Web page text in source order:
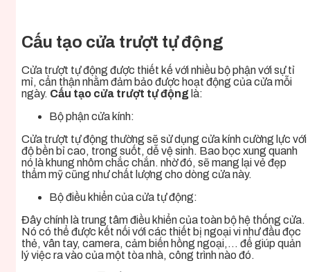
Cấu tạo cửa trượt tự động
Cửa trượt tự động được thiết kế với nhiều bộ phận với sự tỉ
mỉ, cẩn thận nhằm đảm bảo được hoạt động của cửa mỗi
ngày. Cấu tạo cửa trượt tự động là:
Bộ phận cửa kính:
Cửa trượt tự động thường sẽ sử dụng cửa kính cường lực với
độ bền bỉ cao, trong suốt, dễ vệ sinh. Bao bọc xung quanh
nó là khung nhôm chắc chắn. nhờ đó, sẽ mang lại vẻ đẹp
thẩm mỹ cũng như chất lượng cho dòng cửa này.
Bộ điều khiển của cửa tự động:
Đây chính là trung tâm điều khiển của toàn bộ hệ thống cửa.
Nó có thể được kết nối với các thiết bị ngoại vi như đầu đọc
thẻ, vân tay, camera, cảm biến hồng ngoại,… để giúp quản
lý việc ra vào của một tòa nhà, công trình nào đó.